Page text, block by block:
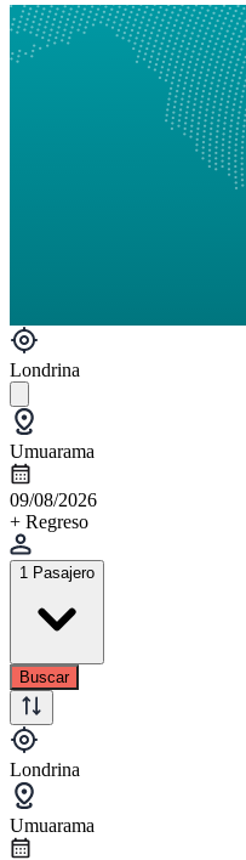
Londrina
Umuarama
09/08/2026
+ Regreso
1 Pasajero
Buscar
Londrina
Umuarama